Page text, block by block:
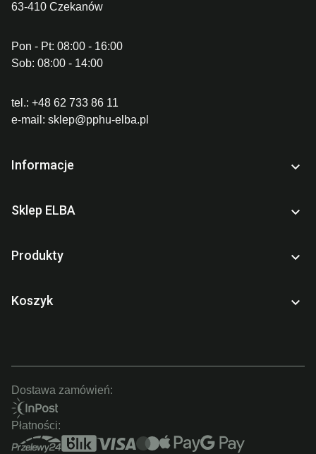
63-410 Czekanów
Pon - Pt: 08:00 - 16:00
Sob: 08:00 - 14:00
tel.: +48 62 733 86 11
e-mail: sklep@pphu-elba.pl
Informacje 
Sklep ELBA 
Produkty 
Koszyk 
Dostawa zamówień:
Płatności: